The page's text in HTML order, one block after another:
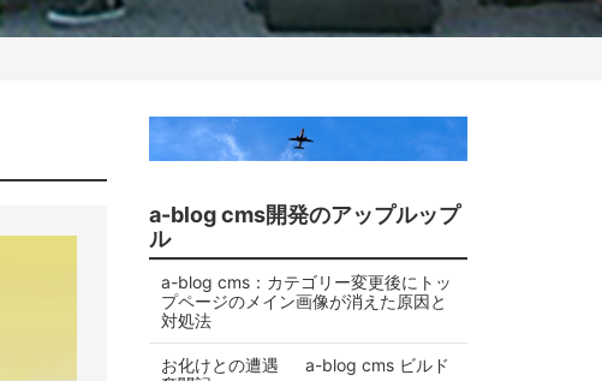
a-blog cms開発のアップルップ
ル
a-blog cms：カテゴリー変更後にトッ
プページのメイン画像が消えた原因と
対処法
お化けとの遭遇 a-blog cms ビルド